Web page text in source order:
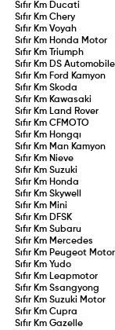
Sıfır Km Ducati
Sıfır KmChery
Sıfır KmVoyah
Sıfır Km Honda Motor
Sıfır Km
Triumph
Sıfır Km DS
Sıfır Km Ford Kamyon
Sıfır KmSkoda
Sıfır Km Kawasaki
Sıfır Km Land Rover
Sıfır KmCFMOTO
Sıfır Km Hongqı
Sıfır Km Man Kamyon
Sıfır Km Nieve
Sıfır KmSuzuki
Sıfır Km Honda
Sıfır KmSkywell
Sıfır Km Mini
Sıfır Km DFSK
Sıfır KmSubaru
Sıfır Km Mercedes
Sıfır Km Peugeot Motor
Sıfır Km Yudo
Sıfır Km Leapmotor
Sıfır KmSsangyong
Sıfır KmSuzuki Motor
Sıfır KmCupra
Sıfır KmGazelle